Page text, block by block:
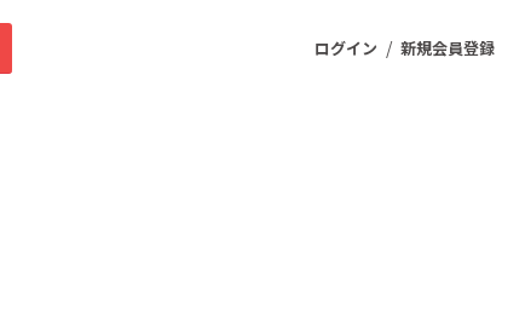
ログイン / 新規会員登録